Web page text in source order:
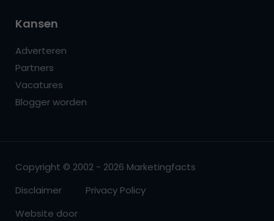
Kansen
Adverteren
Partners
Vacatures
Blogger worden
Copyright © 2002 - 2026 Marketingfacts
Disclaimer
Privacy Policy
Website door